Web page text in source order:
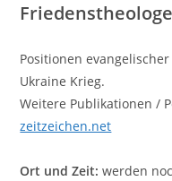
Friedenstheologe
Positionen
Ukraine Krieg.
Weitere Publikationen /
zeitzeichen.net
Ort und Zeit:werden